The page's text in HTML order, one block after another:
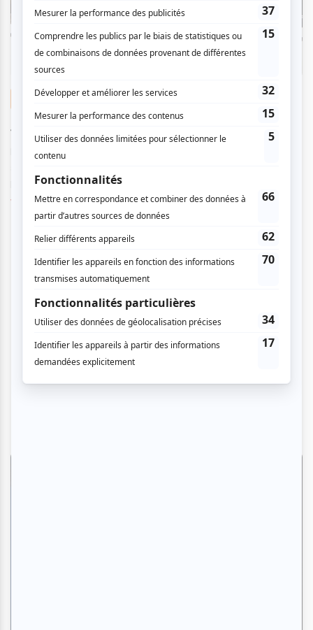
Galerie photo
Jouer avec le temps (du cirque)
Alexi Hachey-Brunet| 17 janvier 2022
En attendant de connaître la joie d’assister à un véritable
photographique gratuite Joue...
Voir l'article>